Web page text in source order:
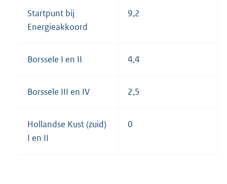
Startpunt bij
Energieakkoord
9,2
Borssele I en II 4,4
Borssele III en IV 2,5
Hollandse Kust (zuid)
I en II
0